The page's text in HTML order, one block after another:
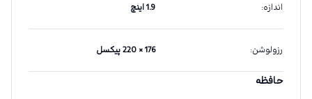
اندازه: 1.9 اینچ
رزولوشن: 176 × 220 پیکسل
حافظه